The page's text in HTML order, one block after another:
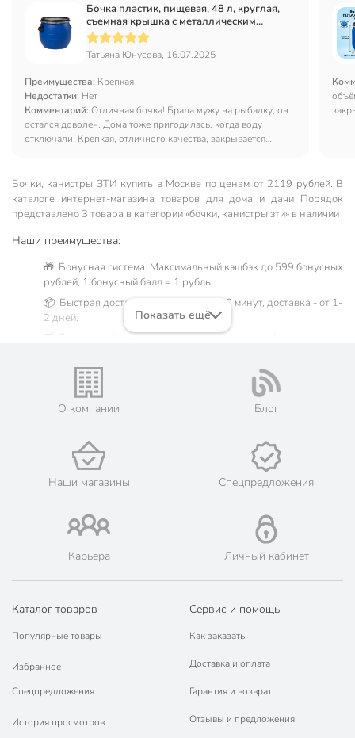
Бочка пластик, пищевая, 48 л, круглая,
съемная крышка с металлическим
хомутом, цветная, ЗТИ
Татьяна Юнусова, 16.07.2025
Преимущества: Крепкая
Недостатки: Нет
Комментарий: Отличная бочка! Брала мужу на рыбалку, он
остался доволен. Дома тоже пригодилась, когда воду
отключали. Крепкая, отличного качества, закрывается
Бочки, канистры ЗТИ купить в Москве по ценам от 2119 рублей. В
каталоге интернет-магазина товаров для дома и дачи Порядок
представлено 3 товара в категории «бочки, канистры зти» в наличии
Наши преимущества:
🎁 Бонусная система. Максимальный кэшбэк до 599 бонусных
рублей, 1 бонусный балл = 1 рубль.
📦 Быстрая доставка. Самовывоз от 60 минут, доставка - от 1-
2 дней.
🛒 Бесплатный самовывоз из магазинов города Москва.
его онлайн на официальном сайте сети магазинов Порядок.
💳 Оплата: онлайн на сайте интернет-гипермаркета или
наличными при получении.
📜 Только оригинальная продукция. Интернет-гипермаркет
Порядок - официальный представитель ведущих мировых
Показать ещё
О компании Блог
Наши магазины Спецпредложения
Карьера Личный кабинет
Каталог товаров
Популярные товары
Избранное
Спецпредложения
История просмотров
Сервис и помощь
Как заказать
Доставка и оплата
Гарантия и возврат
Отзывы и предложения